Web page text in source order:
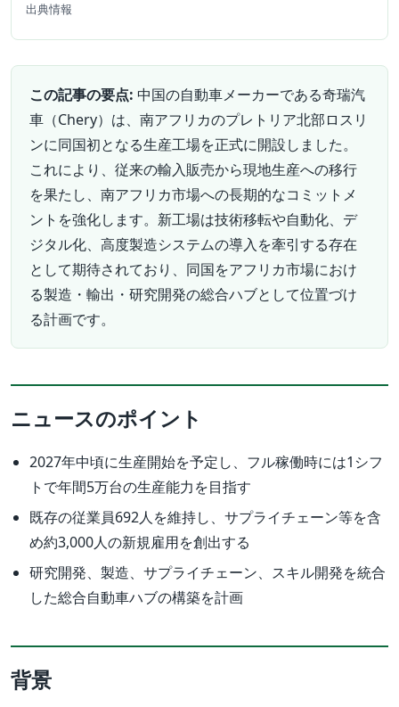
出典情報
この記事の要点: 中国の自動車メーカーである奇瑞汽
車（Chery）は、南アフリカのプレトリア北部ロスリ
ンに同国初となる生産工場を正式に開設しました。
これにより、従来の輸入販売から現地生産への移行
を果たし、南アフリカ市場への長期的なコミットメ
ントを強化します。新工場は技術移転や自動化、デ
ジタル化、高度製造システムの導入を牽引する存在
として期待されており、同国をアフリカ市場におけ
る製造・輸出・研究開発の総合ハブとして位置づけ
る計画です。
ニュースのポイント
2027年中頃に生産開始を予定し、フル稼働時には1シフ
トで年間5万台の生産能力を目指す
既存の従業員692人を維持し、サプライチェーン等を含
め約3,000人の新規雇用を創出する
研究開発、製造、サプライチェーン、スキル開発を統合
した総合自動車ハブの構築を計画
背景